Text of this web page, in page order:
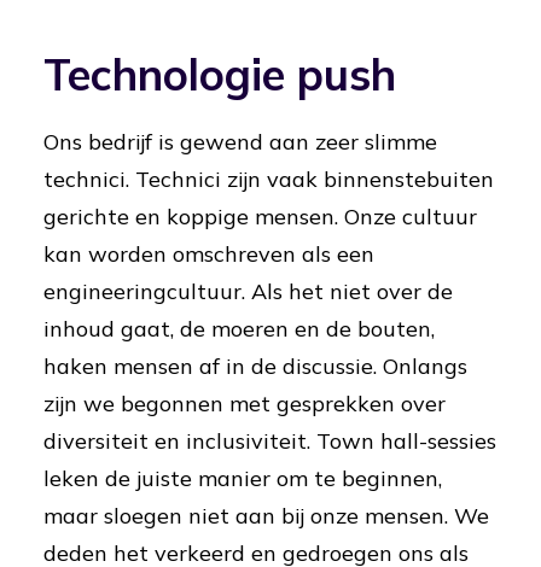
Technologie push
Ons bedrijf is gewend aan zeer slimme
technici. Technici zijn vaak binnenstebuiten
gerichte en koppige mensen. Onze cultuur
kan worden omschreven als een
engineeringcultuur. Als het niet over de
inhoud gaat, de moeren en de bouten,
haken mensen af in de discussie. Onlangs
zijn we begonnen met gesprekken over
diversiteit en inclusiviteit. Town hall-sessies
leken de juiste manier om te beginnen,
maar sloegen niet aan bij onze mensen. We
deden het verkeerd en gedroegen ons als